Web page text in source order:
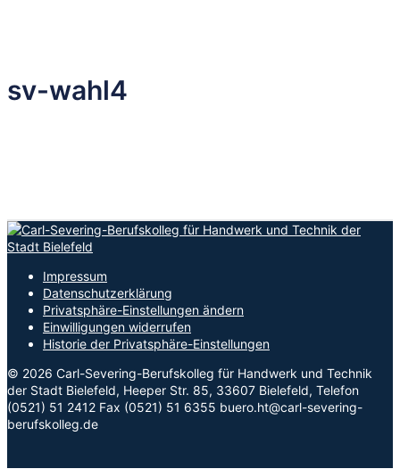
sv-wahl4
Impressum
Datenschutzerklärung
Privatsphäre-Einstellungen ändern
Einwilligungen widerrufen
Historie der Privatsphäre-Einstellungen
© 2026 Carl-Severing-Berufskolleg für Handwerk und Technik
der Stadt Bielefeld, Heeper Str. 85, 33607 Bielefeld, Telefon
(0521) 51 2412 Fax (0521) 51 6355 buero.ht@carl-severing-
berufskolleg.de